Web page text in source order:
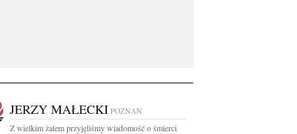
JERZY MAŁECKI POZNAŃ
Z wielkim żalem przyjęliśmy wiadomość o śmierci